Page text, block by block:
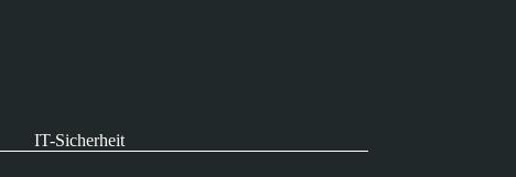
IT-Sicherheit